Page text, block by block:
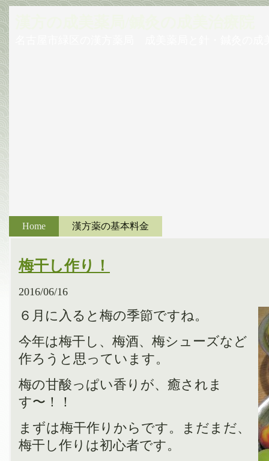
Home 漢方薬の基本料金
梅干し作り！
2016/06/16
６月に入ると梅の季節ですね。
今年は梅干し、梅酒、梅シューズなど
作ろうと思っています。
梅の甘酸っぱい香りが、癒されま
す〜！！
まずは梅干作りからです。まだまだ、
梅干し作りは初心者です。